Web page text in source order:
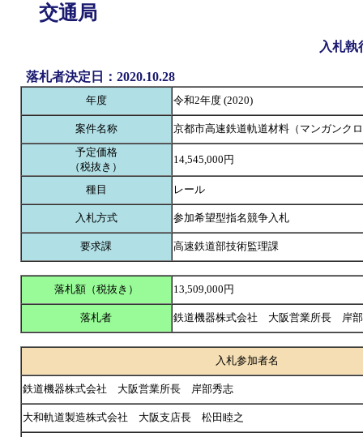
交通局
入札執
落札者決定日：2020.10.28
年度 令和2年度 (2020)
案件名称
京都市高速鉄道軌道材料（マンガンク
予定価格
（税抜き）
14,545,000円
種目 レール
入札方式 参加希望型指名競争入札
要求課 高速鉄道部技術監理課
落札額（税抜き） 13,509,000円
落札者 鉄道機器株式会社 大阪営業所長 岸
入札参加者名
鉄道機器株式会社 大阪営業所長 岸部秀志
大和軌道製造株式会社 大阪支店長 松田睦之